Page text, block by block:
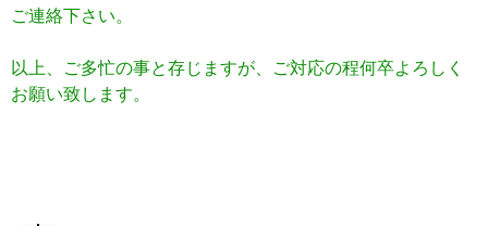
ご連絡下さい。
以上、ご多忙の事と存じますが、ご対応の程何卒よろしく
お願い致します。